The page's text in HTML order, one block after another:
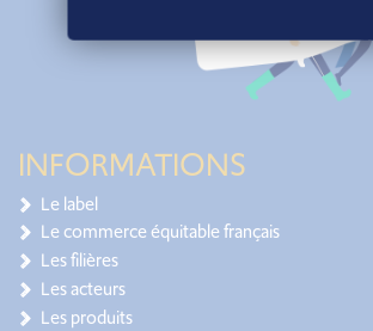
INFORMATIONS
Le label
Le commerce équitable français
Les filières
Les acteurs
Les produits